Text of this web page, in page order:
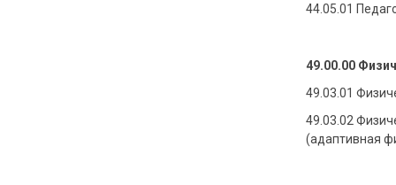
44.05.01
49.00.00
49.03.01
49.03.02
(адаптивная